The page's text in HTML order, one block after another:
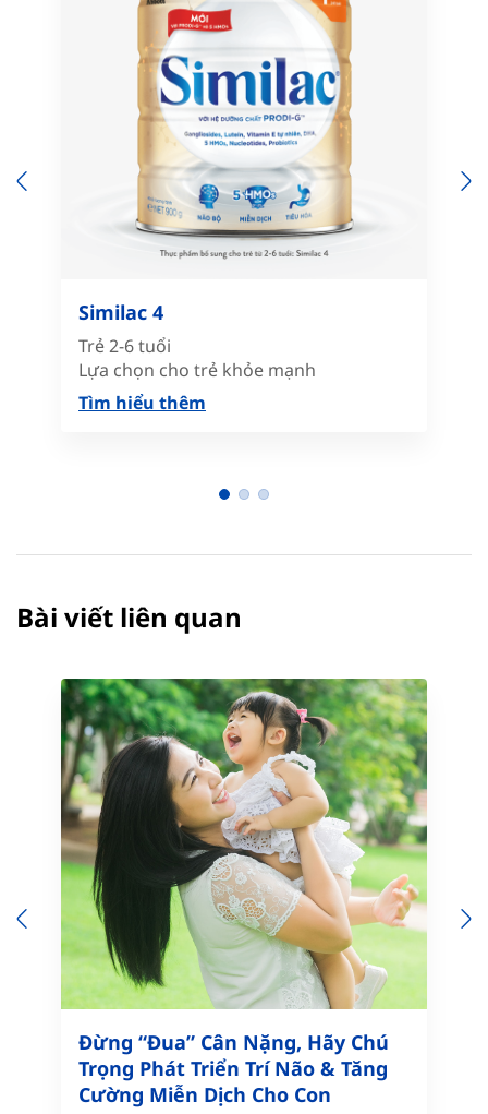
Similac 4
Trẻ 2-6 tuổi
Lựa chọn cho trẻ khỏe mạnh
Tìm hiểu thêm
Bài viết liên quan
Previous
Đừng “Đua” Cân Nặng, Hãy Chú
Trọng Phát Triển Trí Não & Tăng
Cường Miễn Dịch Cho Con